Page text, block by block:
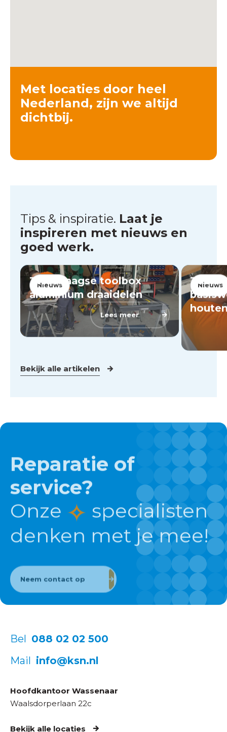
Met locaties door heel
Nederland, zijn we altijd
dichtbij.
Tips & inspiratie. Laat je
inspireren met nieuws en
goed werk.
Nieuws
Tweedaagse toolbox
aluminium draaidelen
Lees meer
Nieuws
Bekijk alle artikelen
Reparatie of
service?
Onze
specialisten
denken met je mee!
Neem contact op
Bel 088 02 02 500
Mail info@ksn.nl
Hoofdkantoor Wassenaar
Waalsdorperlaan 22c
Bekijk alle locaties